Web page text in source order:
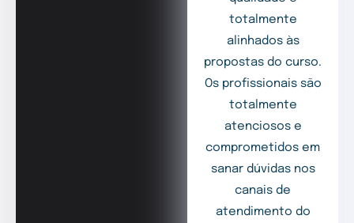
totalmente
alinhados às
propostas do curso.
Os profissionais são
totalmente
atenciosos e
comprometidos em
sanar dúvidas nos
canais de
atendimento do